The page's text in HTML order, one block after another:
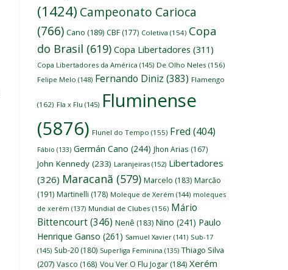
(1424) Campeonato Carioca
(766) Cano (189) CBF (177) Coletiva (154) Copa
do Brasil (619) Copa Libertadores (311)
Copa Libertadores da América (145) De Olho Neles (156)
Felipe Melo (148) Fernando Diniz (383) Flamengo
(162) Fla x Flu (145) Fluminense
(5876) Flunel do Tempo (155) Fred (404)
Fábio (133) Germán Cano (244) Jhon Arias (167)
John Kennedy (233) Laranjeiras (152) Libertadores
(326) Maracanã (579) Marcelo (183) Marcão
(191) Martinelli (178) Moleque de Xerém (144) moleques
de xerém (137) Mundial de Clubes (156) Mário
Bittencourt(346) Nenê (183) Nino (241) Paulo
Henrique Ganso (261) Samuel Xavier (141) Sub-17
(145) Sub-20 (180) Superliga Feminina (135) Thiago Silva
(207) Vasco (168) Vou Ver O Flu Jogar (184) Xerém